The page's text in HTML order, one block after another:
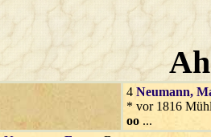
4 Neumann,
* vor 1816
oo ...